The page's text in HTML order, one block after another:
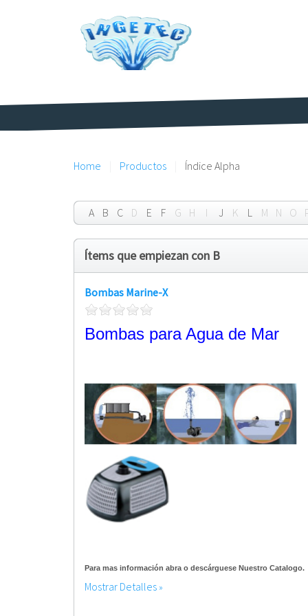
Home Productos Índice Alpha
A B C D E F G H I J K L M N O
Ítems que empiezan con B
Bombas Marine-X
Bombas para Agua de Mar
Para mas información abra o descárguese Nuestro Catalogo.
Mostrar Detalles